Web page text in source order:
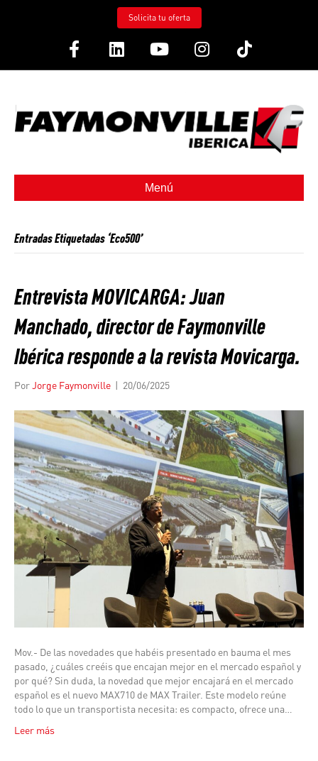
Solicita tu oferta
FacebookLinkedinYoutubeInstagram
Tiktok
Menú
Entradas Etiquetadas ‘Eco500’
Entrevista MOVICARGA: Juan
Manchado, director de Faymonville
Ibérica responde a la revista Movicarga.
PorJorge Faymonville | 20/06/2025
Mov.- De las novedades que habéis presentado en bauma el mes
pasado, ¿cuáles creéis que encajan mejor en el mercado español y
por qué? Sin duda, la novedad que mejor encajará en el mercado
español es el nuevo MAX710 de MAX Trailer. Este modelo reúne
todo lo que un transportista necesita: es compacto, ofrece una…
Leer más